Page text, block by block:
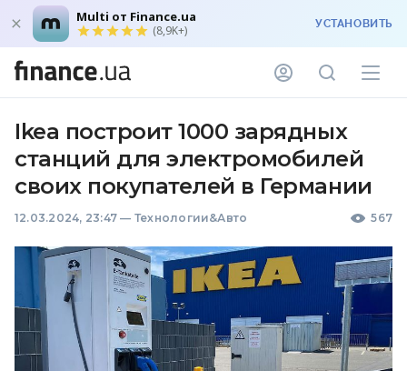
Multi от Finance.ua
(8,9K+) УСТАНОВИТЬ
Ikea построит 1000 зарядных
станций для электромобилей
своих покупателей в Германии
12.03.2024, 23:47 — Технологии&Авто 567